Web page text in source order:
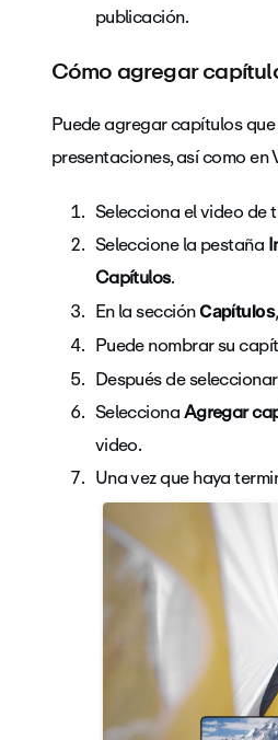
publicación.
Cómo agregar
Puede agregar capítulos
presentaciones, así como en
Selecciona el video
Seleccione la pestaña
Capítulos.
En la secciónCapítulos
Puede nombrar su
Después de
SeleccionaAgregar
video.
Una vez que haya